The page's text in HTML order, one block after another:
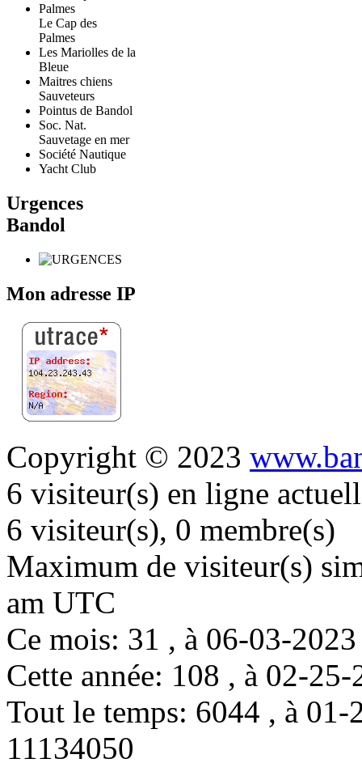
Le Cap des
Palmes
Les Mariolles de la
Bleue
Maitres chiens
Sauveteurs
Pointus de Bandol
Soc. Nat.
Sauvetage en mer
Société Nautique
Yacht Club
Urgences
Bandol
Mon adresse IP
Copyright © 2023
6 visiteur(s) en ligne
6 visiteur(s), 0 membre(s)
Maximum de visiteur(s)
am UTC
Ce mois: 31 , à 06-03-
Cette année: 108 , à 02-
Tout le temps: 6044 , à
11134050